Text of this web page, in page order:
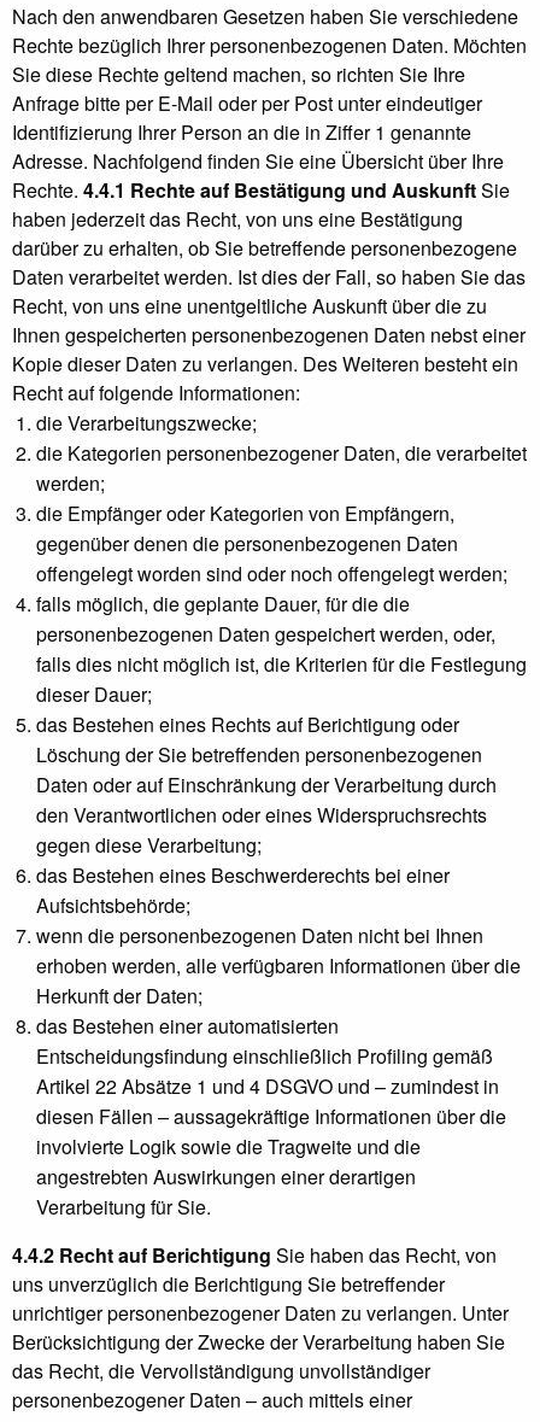
Nach den anwendbaren Gesetzen haben Sie verschiedene
Rechte bezüglich Ihrer personenbezogenen Daten. Möchten
Sie diese Rechte geltend machen, so richten Sie Ihre
Anfrage bitte per E-Mail oder per Post unter eindeutiger
Identifizierung Ihrer Person an die in Ziffer 1 genannte
Adresse. Nachfolgend finden Sie eine Übersicht über Ihre
Rechte. 4.4.1 Rechte auf Bestätigung und AuskunftSie
haben jederzeit das Recht, von uns eine Bestätigung
darüber zu erhalten, ob Sie betreffende personenbezogene
Daten verarbeitet werden. Ist dies der Fall, so haben Sie das
Recht, von uns eine unentgeltliche Auskunft über die zu
Ihnen gespeicherten personenbezogenen Daten nebst einer
Kopie dieser Daten zu verlangen. Des Weiteren besteht ein
Recht auf folgende Informationen:
die Verarbeitungszwecke;
die Kategorien personenbezogener Daten, die verarbeitet
werden;
die Empfänger oder Kategorien von Empfängern,
gegenüber denen die personenbezogenen Daten
offengelegt worden sind oder noch offengelegt werden;
falls möglich, die geplante Dauer, für die die
personenbezogenen Daten gespeichert werden, oder,
falls dies nicht möglich ist, die Kriterien für die Festlegung
dieser Dauer;
das Bestehen eines Rechts auf Berichtigung oder
Löschung der Sie betreffenden personenbezogenen
Daten oder auf Einschränkung der Verarbeitung durch
den Verantwortlichen oder eines Widerspruchsrechts
gegen diese Verarbeitung;
das Bestehen eines Beschwerderechts bei einer
Aufsichtsbehörde;
wenn die personenbezogenen Daten nicht bei Ihnen
erhoben werden, alle verfügbaren Informationen über die
Herkunft der Daten;
das Bestehen einer automatisierten
Entscheidungsfindung einschließlich Profiling gemäß
Artikel 22 Absätze 1 und 4 DSGVO und – zumindest in
diesen Fällen – aussagekräftige Informationen über die
involvierte Logik sowie die Tragweite und die
angestrebten Auswirkungen einer derartigen
Verarbeitung für Sie.
4.4.2 Recht auf Berichtigung Sie haben das Recht, von
uns unverzüglich die Berichtigung Sie betreffender
unrichtiger personenbezogener Daten zu verlangen. Unter
Berücksichtigung der Zwecke der Verarbeitung haben Sie
das Recht, die Vervollständigung unvollständiger
personenbezogener Daten – auch mittels einer